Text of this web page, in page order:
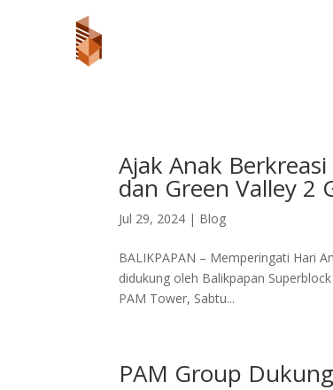
Ajak Anak
dan Green Valley 2
Jul 29, 2024 | Blog
BALIKPAPAN – Memperingati Hari
didukung oleh Balikpapan
PAM Tower, Sabtu...
PAM Group